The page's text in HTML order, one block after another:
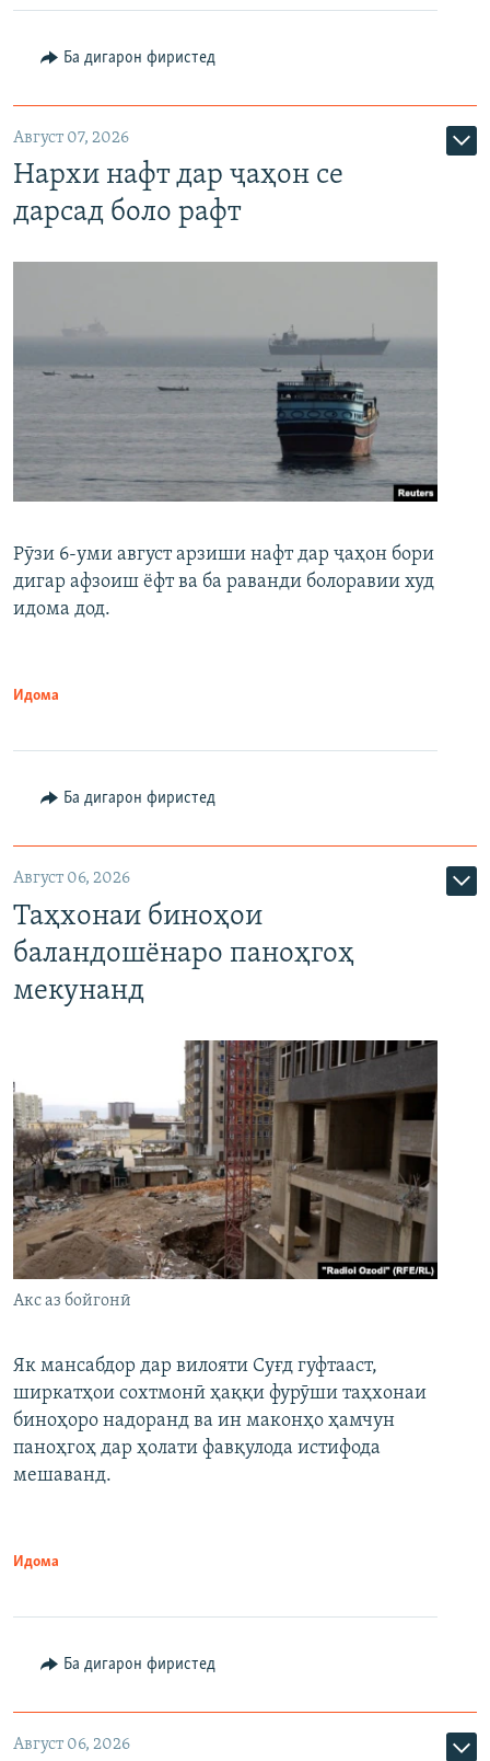
Ба дигарон фиристед
Август 07, 2026
Нархи нафт дар ҷаҳон се
дарсад боло рафт
Рӯзи 6-уми август арзиши нафт дар ҷаҳон бори
дигар афзоиш ёфт ва ба раванди болоравии худ
идома дод.
Идома
Ба дигарон фиристед
Август 06, 2026
Таҳхонаи биноҳои
баландошёнаро паноҳгоҳ
мекунанд
Акс аз бойгонӣ
Як мансабдор дар вилояти Суғд гуфтааст,
ширкатҳои сохтмонӣ ҳаққи фурӯши таҳхонаи
биноҳоро надоранд ва ин маконҳо ҳамчун
паноҳгоҳ дар ҳолати фавқулода истифода
мешаванд.
Идома
Ба дигарон фиристед
Август 06, 2026